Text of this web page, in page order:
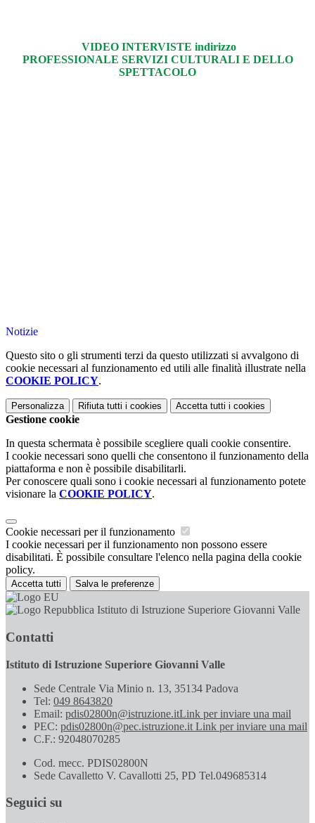
VIDEO INTERVISTE indirizzo
PROFESSIONALE SERVIZI CULTURALI E DELLO
SPETTACOLO
Notizie
Questo sito o gli strumenti terzi da questo utilizzati si avvalgono di
cookie necessari al funzionamento ed utili alle finalità illustrate nella
COOKIE POLICY.
Personalizza Rifiuta tutti i cookies Accetta tutti i cookies
Gestione cookie
In questa schermata è possibile scegliere quali cookie consentire.
I cookie necessari sono quelli che consentono il funzionamento della
piattaforma e non è possibile disabilitarli.
Per conoscere quali sono i cookie necessari al funzionamento potete
visionare la COOKIE POLICY.
Cookie necessari per il funzionamento
I cookie necessari per il funzionamento non possono essere
disabilitati. È possibile consultare l'elenco nella pagina della cookie
policy.
Accetta tutti Salva le preferenze
Istituto di Istruzione Superiore Giovanni Valle
Contatti
Istituto di Istruzione Superiore Giovanni Valle
Sede Centrale Via Minio n. 13, 35134 Padova
Tel: 049 8643820
Email: pdis02800n@istruzione.itLink per inviare una mail
PEC: pdis02800n@pec.istruzione.it Link per inviare una mail
C.F.: 92048070285
Cod. mecc. PDIS02800N
Sede Cavalletto V. Cavallotti 25, PD Tel.049685314
Seguici su